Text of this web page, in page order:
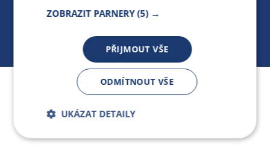
Jsme součástí skupiny ARMEX a členem Asociace
nezávislých dodavatelů energií.
ZOBRAZIT PARNERY (5) →
PŘIJMOUT VŠE
ODMÍTNOUT VŠE
UKÁZAT DETAILY
Bezpodmínečně
Výkonnostní